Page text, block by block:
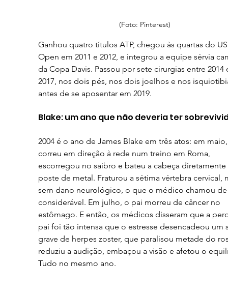
(Foto: Pinterest)
Ganhou quatro títulos ATP, chegou às quartas do
Open em 2011 e 2012, e integrou a equipe sérvia
da Copa Davis. Passou por sete cirurgias entre 2014
2017, nos dois pés, nos dois joelhos e nos
antes de se aposentar em 2019.
Blake: um ano que não deveria ter
2004 é o ano de James Blake em três atos: em
correu em direção à rede num treino em Roma,
escorregou no saibro e bateu a cabeça
poste de metal. Fraturou a sétima vértebra cervical,
sem dano neurológico, o que o médico chamou
considerável. Em julho, o pai morreu de câncer no
estômago. E então, os médicos disseram que a
pai foi tão intensa que o estresse desencadeou um
grave de herpes zoster, que paralisou metade do
reduziu a audição, embaçou a visão e afetou o
Tudo no mesmo ano.